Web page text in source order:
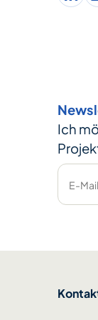
Ich
E-Mail